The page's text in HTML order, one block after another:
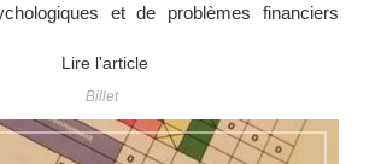
et de problèmes financiers
Lire l'article
Billet